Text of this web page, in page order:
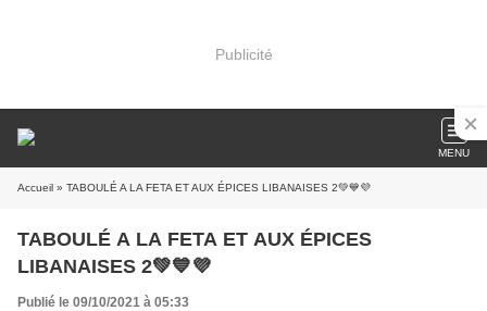
Publicité
MENU
Accueil » TABOULÉ A LA FETA ET AUX ÉPICES LIBANAISES 2💚💙💜
TABOULÉ A LA FETA ET AUX ÉPICES
LIBANAISES 2💚💙💜
Publié le 09/10/2021 à 05:33